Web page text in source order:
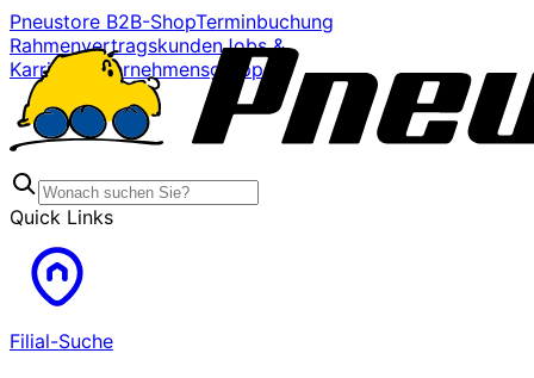
Pneustore B2B-ShopTerminbuchung
RahmenvertragskundenJobs &
Karriere
Unternehmensgruppe
Quick Links
Filial-Suche